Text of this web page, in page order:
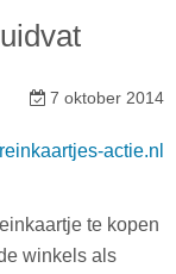
7 oktober 2014
actie.nl
te kopen
winkels als